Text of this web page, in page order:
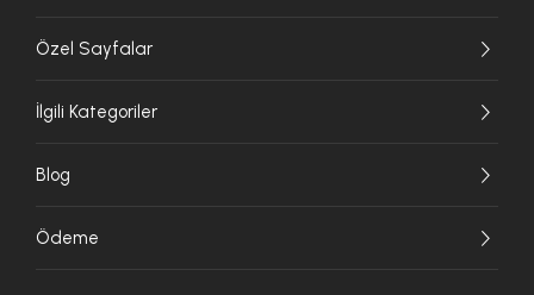
Özel Sayfalar
İlgili Kategoriler
Blog
Ödeme